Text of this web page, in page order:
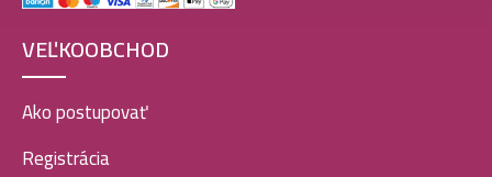
VEĽKOOBCHOD
Ako postupovať
Registrácia